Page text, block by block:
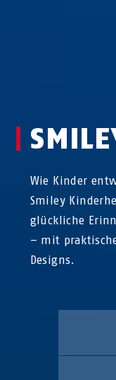
Wie Kinder
Smiley
glückliche
– mit
Designs.